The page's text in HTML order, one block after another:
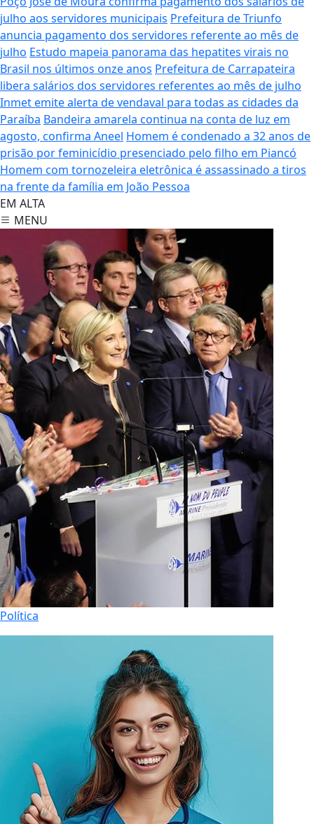
julho aos servidores municipais Prefeitura de Triunfo
anuncia pagamento dos servidores referente ao mês de
julho Estudo mapeia panorama das hepatites virais no
Brasil nos últimos onze anos Prefeitura de Carrapateira
libera salários dos servidores referentes ao mês de julho
Inmet emite alerta de vendaval para todas as cidades da
Paraíba Bandeira amarela continua na conta de luz em
agosto, confirma Aneel Homem é condenado a 32 anos de
prisão por feminicídio presenciado pelo filho em Piancó
Homem com tornozeleira eletrônica é assassinado a tiros
na frente da família em João Pessoa
EM ALTA
MENU
Política